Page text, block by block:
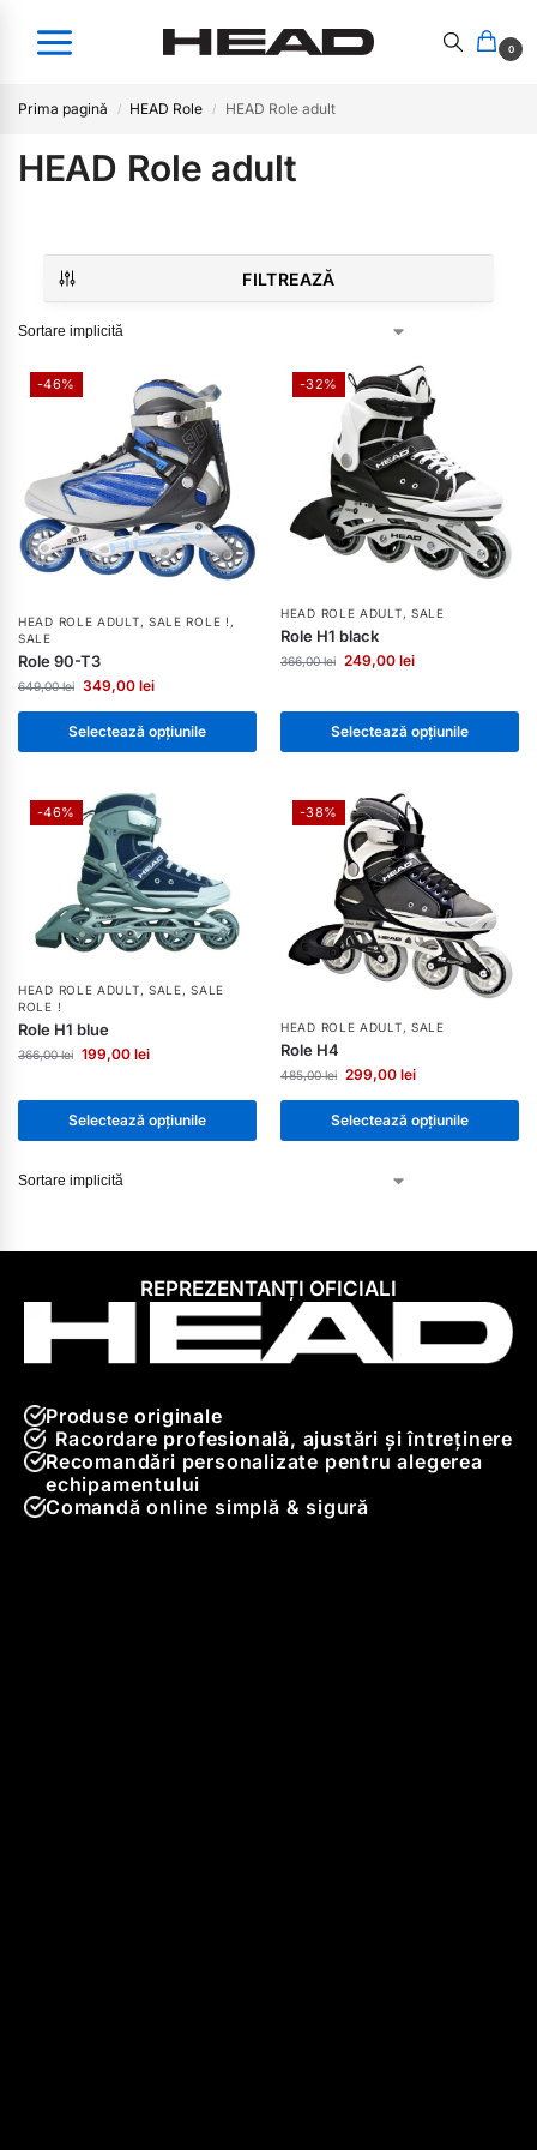
0
Prima pagină / HEAD Role / HEAD Role adult
HEAD Role adult
FILTREAZĂ
-46%
HEAD ROLE ADULT, SALE ROLE ! ,
SALE
Role 90-T3
649,00lei 349,00 lei
Selectează opțiunile
-32%
HEAD ROLE ADULT, SALE
Role H1 black
366,00lei 249,00 lei
Selectează opțiunile
-46%
HEAD ROLE ADULT, SALE,SALE
ROLE !
Role H1 blue
366,00lei 199,00 lei
Selectează opțiunile
-38%
HEAD ROLE ADULT, SALE
Role H4
485,00lei 299,00 lei
Selectează opțiunile
REPREZENTANȚI OFICIALI
Produse originale
Racordare profesională, ajustări și întreținere
Recomandări personalizate pentru alegerea
echipamentului
Comandă online simplă & sigură